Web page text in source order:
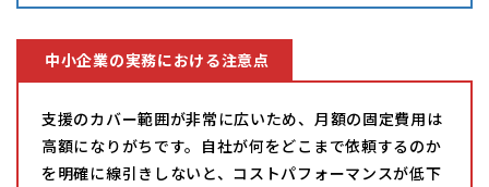
中小企業の実務における注意点
支援のカバー範囲が非常に広いため、月額の固定費用は
高額になりがちです。自社が何をどこまで依頼するのか
を明確に線引きしないと、コストパフォーマンスが低下